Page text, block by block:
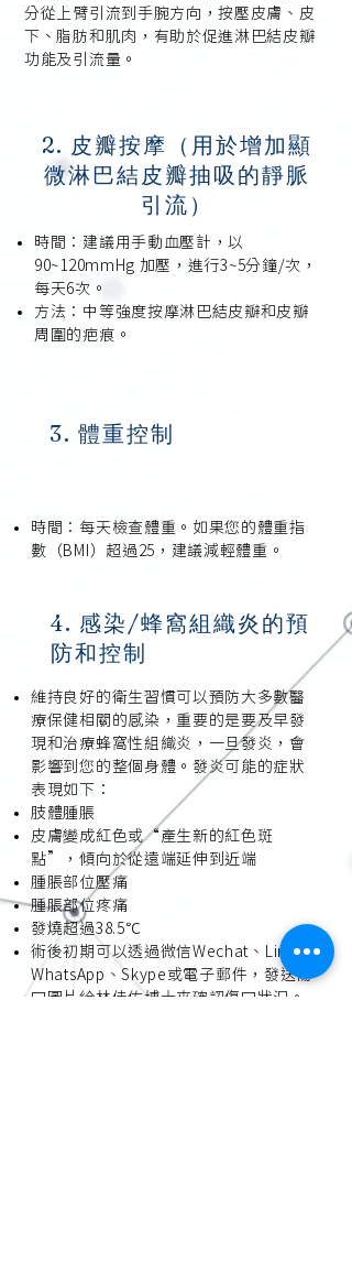
分從上臂引流到手腕方向，按壓皮膚、皮
下、脂肪和肌肉，有助於促進淋巴結皮瓣
功能及引流量。
2. 皮瓣按摩（用於增加顯
微淋巴結皮瓣抽吸的靜脈
引流）
時間：建議用手動血壓計，以
90~120mmHg 加壓，進行3~5分鐘/次，
每天6次。
方法：中等強度按摩淋巴結皮瓣和皮瓣
周圍的疤痕。
3. 體重控制
時間：每天檢查體重。如果您的體重指
數（BMI）超過25，建議減輕體重。
4. 感染/蜂窩組織炎的預
防和控制
維持良好的衛生習慣可以預防大多數醫
療保健相關的感染，重要的是要及早發
現和治療蜂窩性組織炎，一旦發炎，會
影響到您的整個身體。發炎可能的症狀
表現如下：
肢體腫脹
皮膚變成紅色或“產生新的紅色斑
點”，傾向於從遠端延伸到近端
腫脹部位壓痛
腫脹部位疼痛
發燒超過38.5℃
術後初期可以透過微信Wechat、Line、
WhatsApp、Skype或電子郵件，發送傷
口圖片給林佳佑博士來確認傷口狀況。